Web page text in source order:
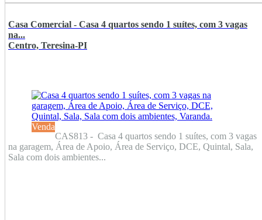
Casa Comercial - Casa 4 quartos sendo 1 suítes, com 3 vagas
na...
Centro, Teresina-PI
Venda
CAS813 - Casa 4 quartos sendo 1 suítes, com 3 vagas
na garagem, Área de Apoio, Área de Serviço, DCE, Quintal, Sala,
Sala com dois ambientes...